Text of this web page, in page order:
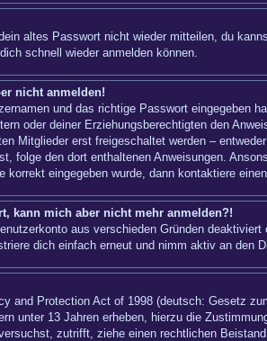
altes Passwort nicht wieder mitteilen, du
schnell wieder anmelden können.
nicht anmelden!
und das richtige Passwort eingegeben
oder deiner Erziehungsberechtigten den
Mitglieder erst freigeschaltet werden –
folge den dort enthaltenen Anweisungen.
eingegeben wurde, dann kontaktiere
kann mich aber nicht mehr anmelden?!
aus verschieden Gründen
dich einfach erneut und nimm aktiv an den
and Protection Act of 1998 (deutsch: Gesetz
unter 13 Jahren erheben, hierzu die
zutrifft, ziehe einen rechtlichen